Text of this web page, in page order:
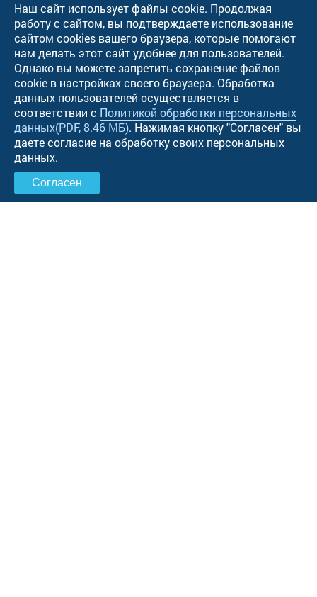
Наш сайт использует файлы cookie. Продолжая
работу с сайтом, вы подтверждаете использование
сайтом cookies вашего браузера, которые помогают
нам делать этот сайт удобнее для пользователей.
Однако вы можете запретить сохранение файлов
cookie в настройках своего браузера. Обработка
данных пользователей осуществляется в
соответствии с Политикой обработки персональных
данных(PDF, 8.46 МБ). Нажимая кнопку "Cогласен" вы
даете согласие на обработку своих персональных
данных.
Согласен